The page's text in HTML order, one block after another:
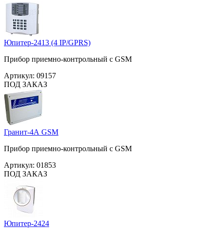
Юпитер-2413 (4 IP/GPRS)
Прибор приемно-контрольный с GSM
Артикул: 09157
ПОД ЗАКАЗ
Гранит-4А GSM
Прибор приемно-контрольный с GSM
Артикул: 01853
ПОД ЗАКАЗ
Юпитер-2424